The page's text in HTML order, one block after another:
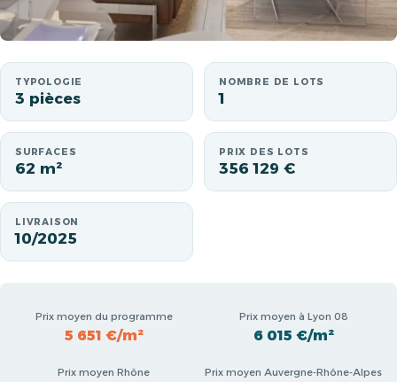
TYPOLOGIE
3 pièces
NOMBRE DE LOTS
1
SURFACES
62 m²
PRIX DES LOTS
356 129 €
LIVRAISON
10/2025
Prix moyen du programme
5 651 €/m²
Prix moyen à Lyon 08
6 015 €/m²
Prix moyen Rhône Prix moyen Auvergne-Rhône-Alpes